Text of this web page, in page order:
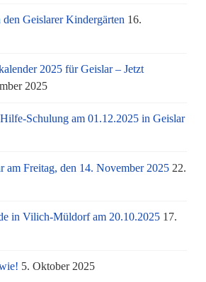
Geislarer Kindergärten 16.
2025 für Geislar – Jetzt
2025
Schulung am 01.12.2025 in Geislar
am Freitag, den 14. November 2025 22.
in Vilich-Müldorf am 20.10.2025 17.
5. Oktober 2025